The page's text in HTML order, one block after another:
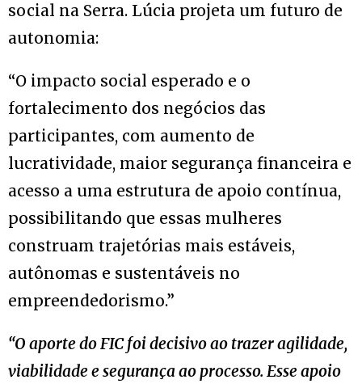
social na Serra. Lúcia projeta um futuro de
autonomia:
“O impacto social esperado e o
fortalecimento dos negócios das
participantes, com aumento de
lucratividade, maior segurança financeira e
acesso a uma estrutura de apoio contínua,
possibilitando que essas mulheres
construam trajetórias mais estáveis,
autônomas e sustentáveis no
empreendedorismo.”
“O aporte do FIC foi decisivo ao trazer agilidade,
viabilidade e segurança ao processo. Esse apoio